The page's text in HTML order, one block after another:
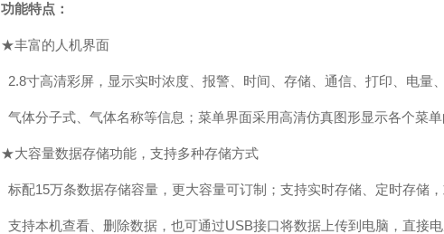
功能特点：
★丰富的人机界面
2.8寸高清彩屏，显示实时浓度、报警、时间、存储、通信、打印、电量
气体分子式、气体名称等信息；菜单界面采用高清仿真图形显示各个菜单
★大容量数据存储功能，支持多种存储方式
标配15万条数据存储容量，更大容量可订制；支持实时存储、定时存储
支持本机查看、删除数据，也可通过USB接口将数据上传到电脑，直接